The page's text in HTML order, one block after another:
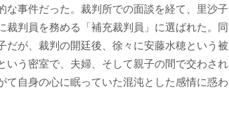
事件だった。裁判所での面談を経て、里沙子
判員を務める「補充裁判員」に選ばれた。同
が、裁判の開廷後、徐々に安藤水穂という被
う密室で、夫婦、そして親子の間で交わされ
自身の心に眠っていた混沌とした感情に惑わ